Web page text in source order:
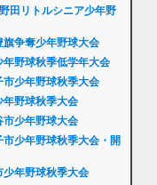
田リトルシニア少年野
旗争奪少年野球大会
年野球秋季低学年大会
市少年野球秋季大会
年野球秋季大会
市少年野球大会
市少年野球秋季大会・開
少年野球秋季大会